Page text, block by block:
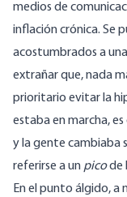
medios de
inflación crónica. Se
acostumbrados a
extrañar que, nada
prioritario evitar la
estaba en marcha,
y la gente cambiaba
referirse a un picode
En el punto álgido, a